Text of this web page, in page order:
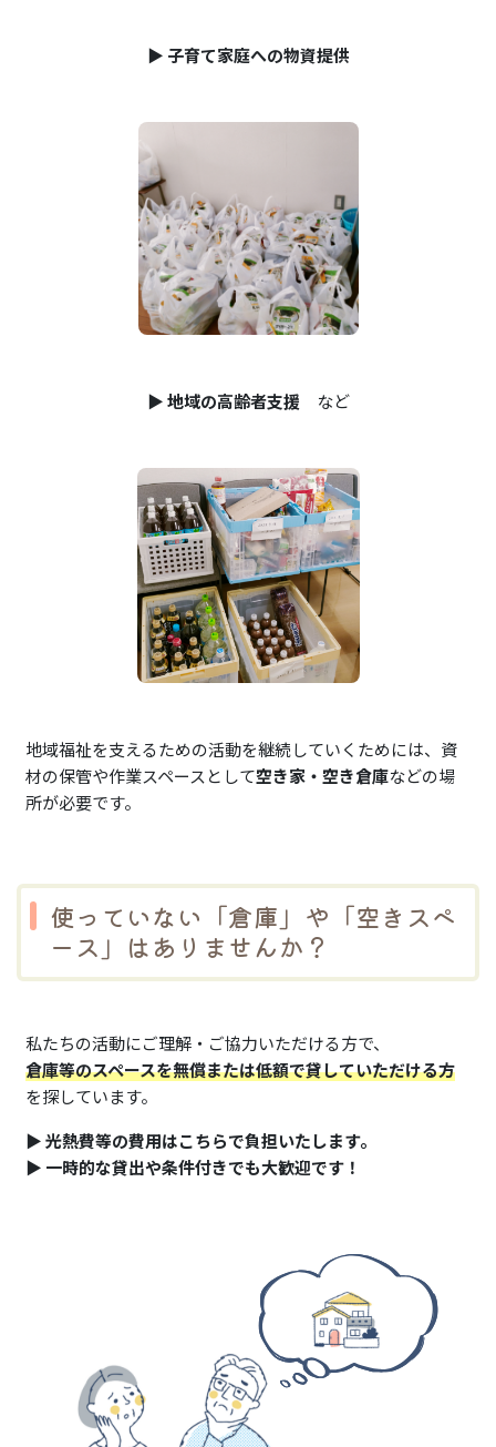
▶️ 子育て家庭への物資提供
▶️地域の高齢者支援 など
地域福祉を支えるための活動を継続していくためには、資
材の保管や作業スペースとして空き家・空き倉庫などの場
所が必要です。
使っていない「倉庫」や「空きスペ
ース」はありませんか？
私たちの活動にご理解・ご協力いただける方で、
倉庫等のスペースを無償または低額で貸していただける方
を探しています。
▶️光熱費等の費用はこちらで負担いたします。
▶️ 一時的な貸出や条件付きでも大歓迎です！